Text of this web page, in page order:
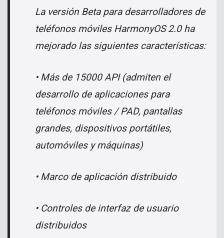
La versión Beta para desarrolladores de
teléfonos móviles HarmonyOS 2.0 ha
mejorado las siguientes características:
• Más de 15000 API (admiten el
desarrollo de aplicaciones para
teléfonos móviles / PAD, pantallas
grandes, dispositivos portátiles,
automóviles y máquinas)
• Marco de aplicación distribuido
• Controles de interfaz de usuario
distribuidos